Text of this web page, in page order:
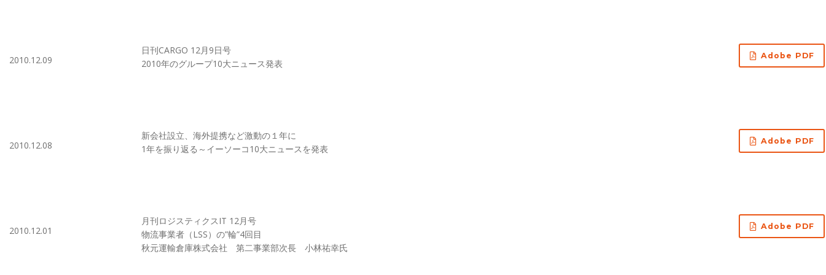
2010.12.09
日刊CARGO 12月9日号
2010年のグループ10大ニュース発表
Adobe PDF
2010.12.08
新会社設立、海外提携など激動の１年に
1年を振り返る～イーソーコ10大ニュースを発表
Adobe PDF
2010.12.01
月刊ロジスティクスIT 12月号
物流事業者（LSS）の”輪”4回目
秋元運輸倉庫株式会社 第二事業部次長 小林祐幸氏
Adobe PDF